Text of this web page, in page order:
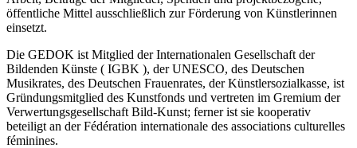
öffentliche Mittel ausschließlich zur Förderung von Künstlerinnen
einsetzt.
Die GEDOK ist Mitglied der Internationalen Gesellschaft der
Bildenden Künste ( IGBK ), der UNESCO, des Deutschen
Musikrates, des Deutschen Frauenrates, der Künstlersozialkasse, ist
Gründungsmitglied des Kunstfonds und vertreten im Gremium der
Verwertungsgesellschaft Bild-Kunst; ferner ist sie kooperativ
beteiligt an der Fédération internationale des associations culturelles
féminines.